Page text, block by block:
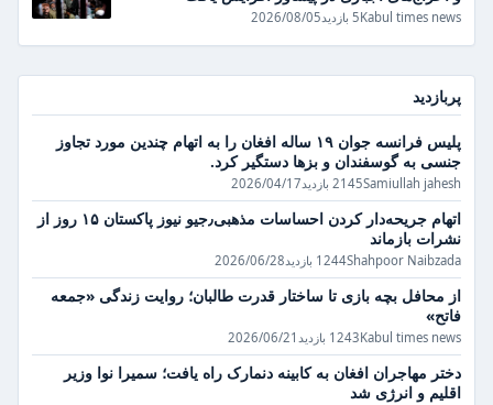
Kabul times news5 بازدید 2026/08/05
پربازدید
پلیس فرانسه جوان ۱۹ ساله افغان را به اتهام چندین مورد تجاوز
جنسی به گوسفندان و بزها دستگیر کرد.
Samiullah jahesh2145 بازدید 2026/04/17
اتهام جریحه‌دار کردن احساسات مذهبی٫جیو نیوز پاکستان ۱۵ روز از
نشرات بازماند
Shahpoor Naibzada1244 بازدید 2026/06/28
از محافل بچه بازی تا ساختار قدرت طالبان؛ روایت زندگی «جمعه
فاتح»
Kabul times news1243 بازدید 2026/06/21
دختر مهاجران افغان به کابینه دنمارک راه یافت؛ سمیرا نوا وزیر
اقلیم و انرژی شد